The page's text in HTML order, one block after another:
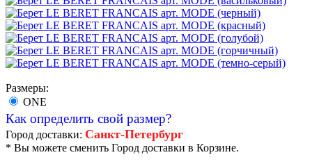
Размеры:
ONE
Как определить свой размер?
Город доставки: Санкт-Петербург
* Вы можете сменить Город доставки в Корзине.